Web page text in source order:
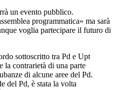
un evento pubblico.
programmatica» ma sarà
voglia partecipare il futuro di
sottoscritto tra Pd e Upt
la contrarietà di una parte
di alcune aree del Pd.
del Pd, è stata la volta